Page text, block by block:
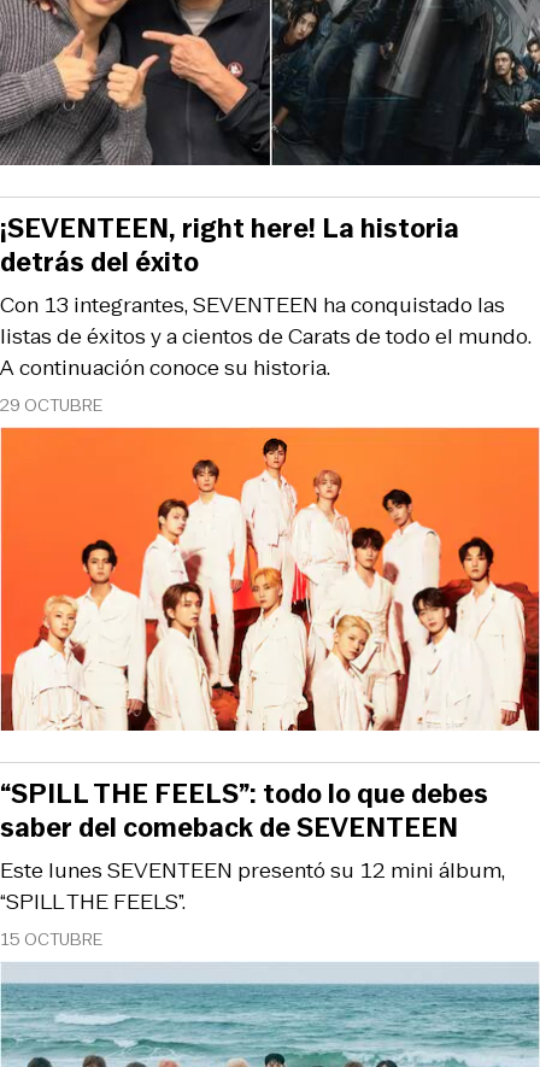
29 OCTUBRE
Con 13 integrantes, SEVENTEEN ha conquistado las
listas de éxitos y a cientos de Carats de todo el mundo.
A continuación conoce su historia.
¡SEVENTEEN, right here! La historia
detrás del éxito
15 OCTUBRE
Este lunes SEVENTEEN presentó su 12 mini álbum,
“SPILL THE FEELS”.
“SPILL THE FEELS”: todo lo que debes
saber del comeback de SEVENTEEN